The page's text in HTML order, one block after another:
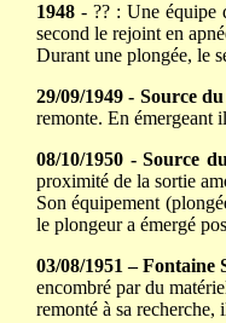
1948 - ?? : Une équipe
second le rejoint en
Durant une plongée, le
29/09/1949 - Source
remonte. En émergeant
08/10/1950 - Source
proximité de la sortie
Son équipement
le plongeur a émergé
03/08/1951 – Fontaine
encombré par du
remonté à sa recherche,